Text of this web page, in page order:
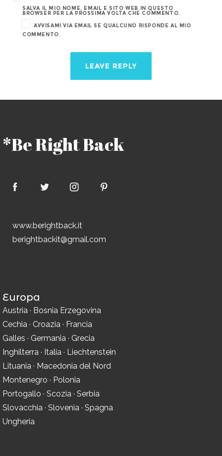
SALVA IL MIO NOME, EMAIL E SITO WEB IN QUESTO
BROWSER PER LA PROSSIMA VOLTA CHE COMMENTO.
AVVISAMI VIA EMAIL SE QUALCUNO RISPONDE AL MIO
COMMENTO.
*Be Right Back
www.berightback.it
berightbackit@gmail.com
Europa
Austria · Bosnia Erzegovina
Cechia · Croazia · Francia
Galles · Germania · Grecia
Inghilterra · Italia · Liechtenstein
Lituania · Macedonia del Nord
Montenegro · Polonia
Portogallo · Scozia · Serbia
Slovacchia · Slovenia · Spagna
Ungheria